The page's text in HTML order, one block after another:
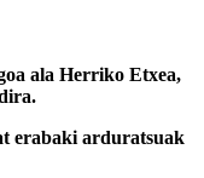
ala Herriko Etxea,
erabaki arduratsuak